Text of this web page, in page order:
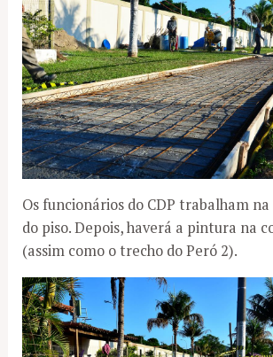
Os funcionários do CDP trabalham
do piso. Depois, haverá a pintura na
(assim como o trecho do Peró 2).